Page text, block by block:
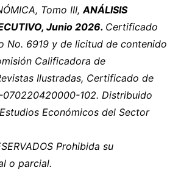
Tomo III,ANÁLISIS
Junio 2026. Certificado
No. 6919 y de licitud de contenido
Calificadora de
Ilustradas, Certificado de
070220420000-102. Distribuido
Económicos del Sector
Prohibida su
o parcial.